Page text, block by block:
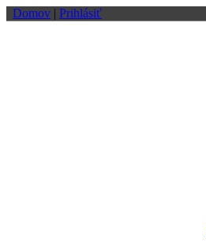
Domov | Prihlásiť